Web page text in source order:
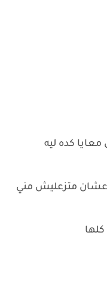
كده ليه
عشان متزعليش مني